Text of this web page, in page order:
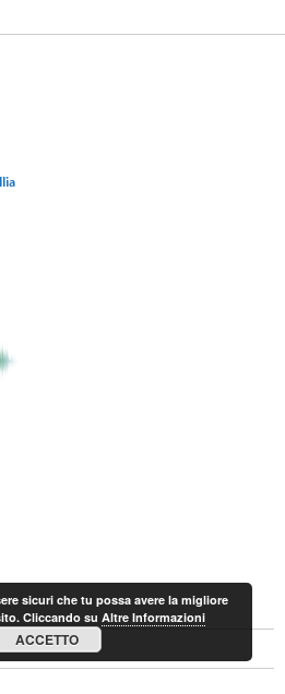
sicuri che tu possa avere la migliore
Cliccando suAltre Informazioni
ACCETTO